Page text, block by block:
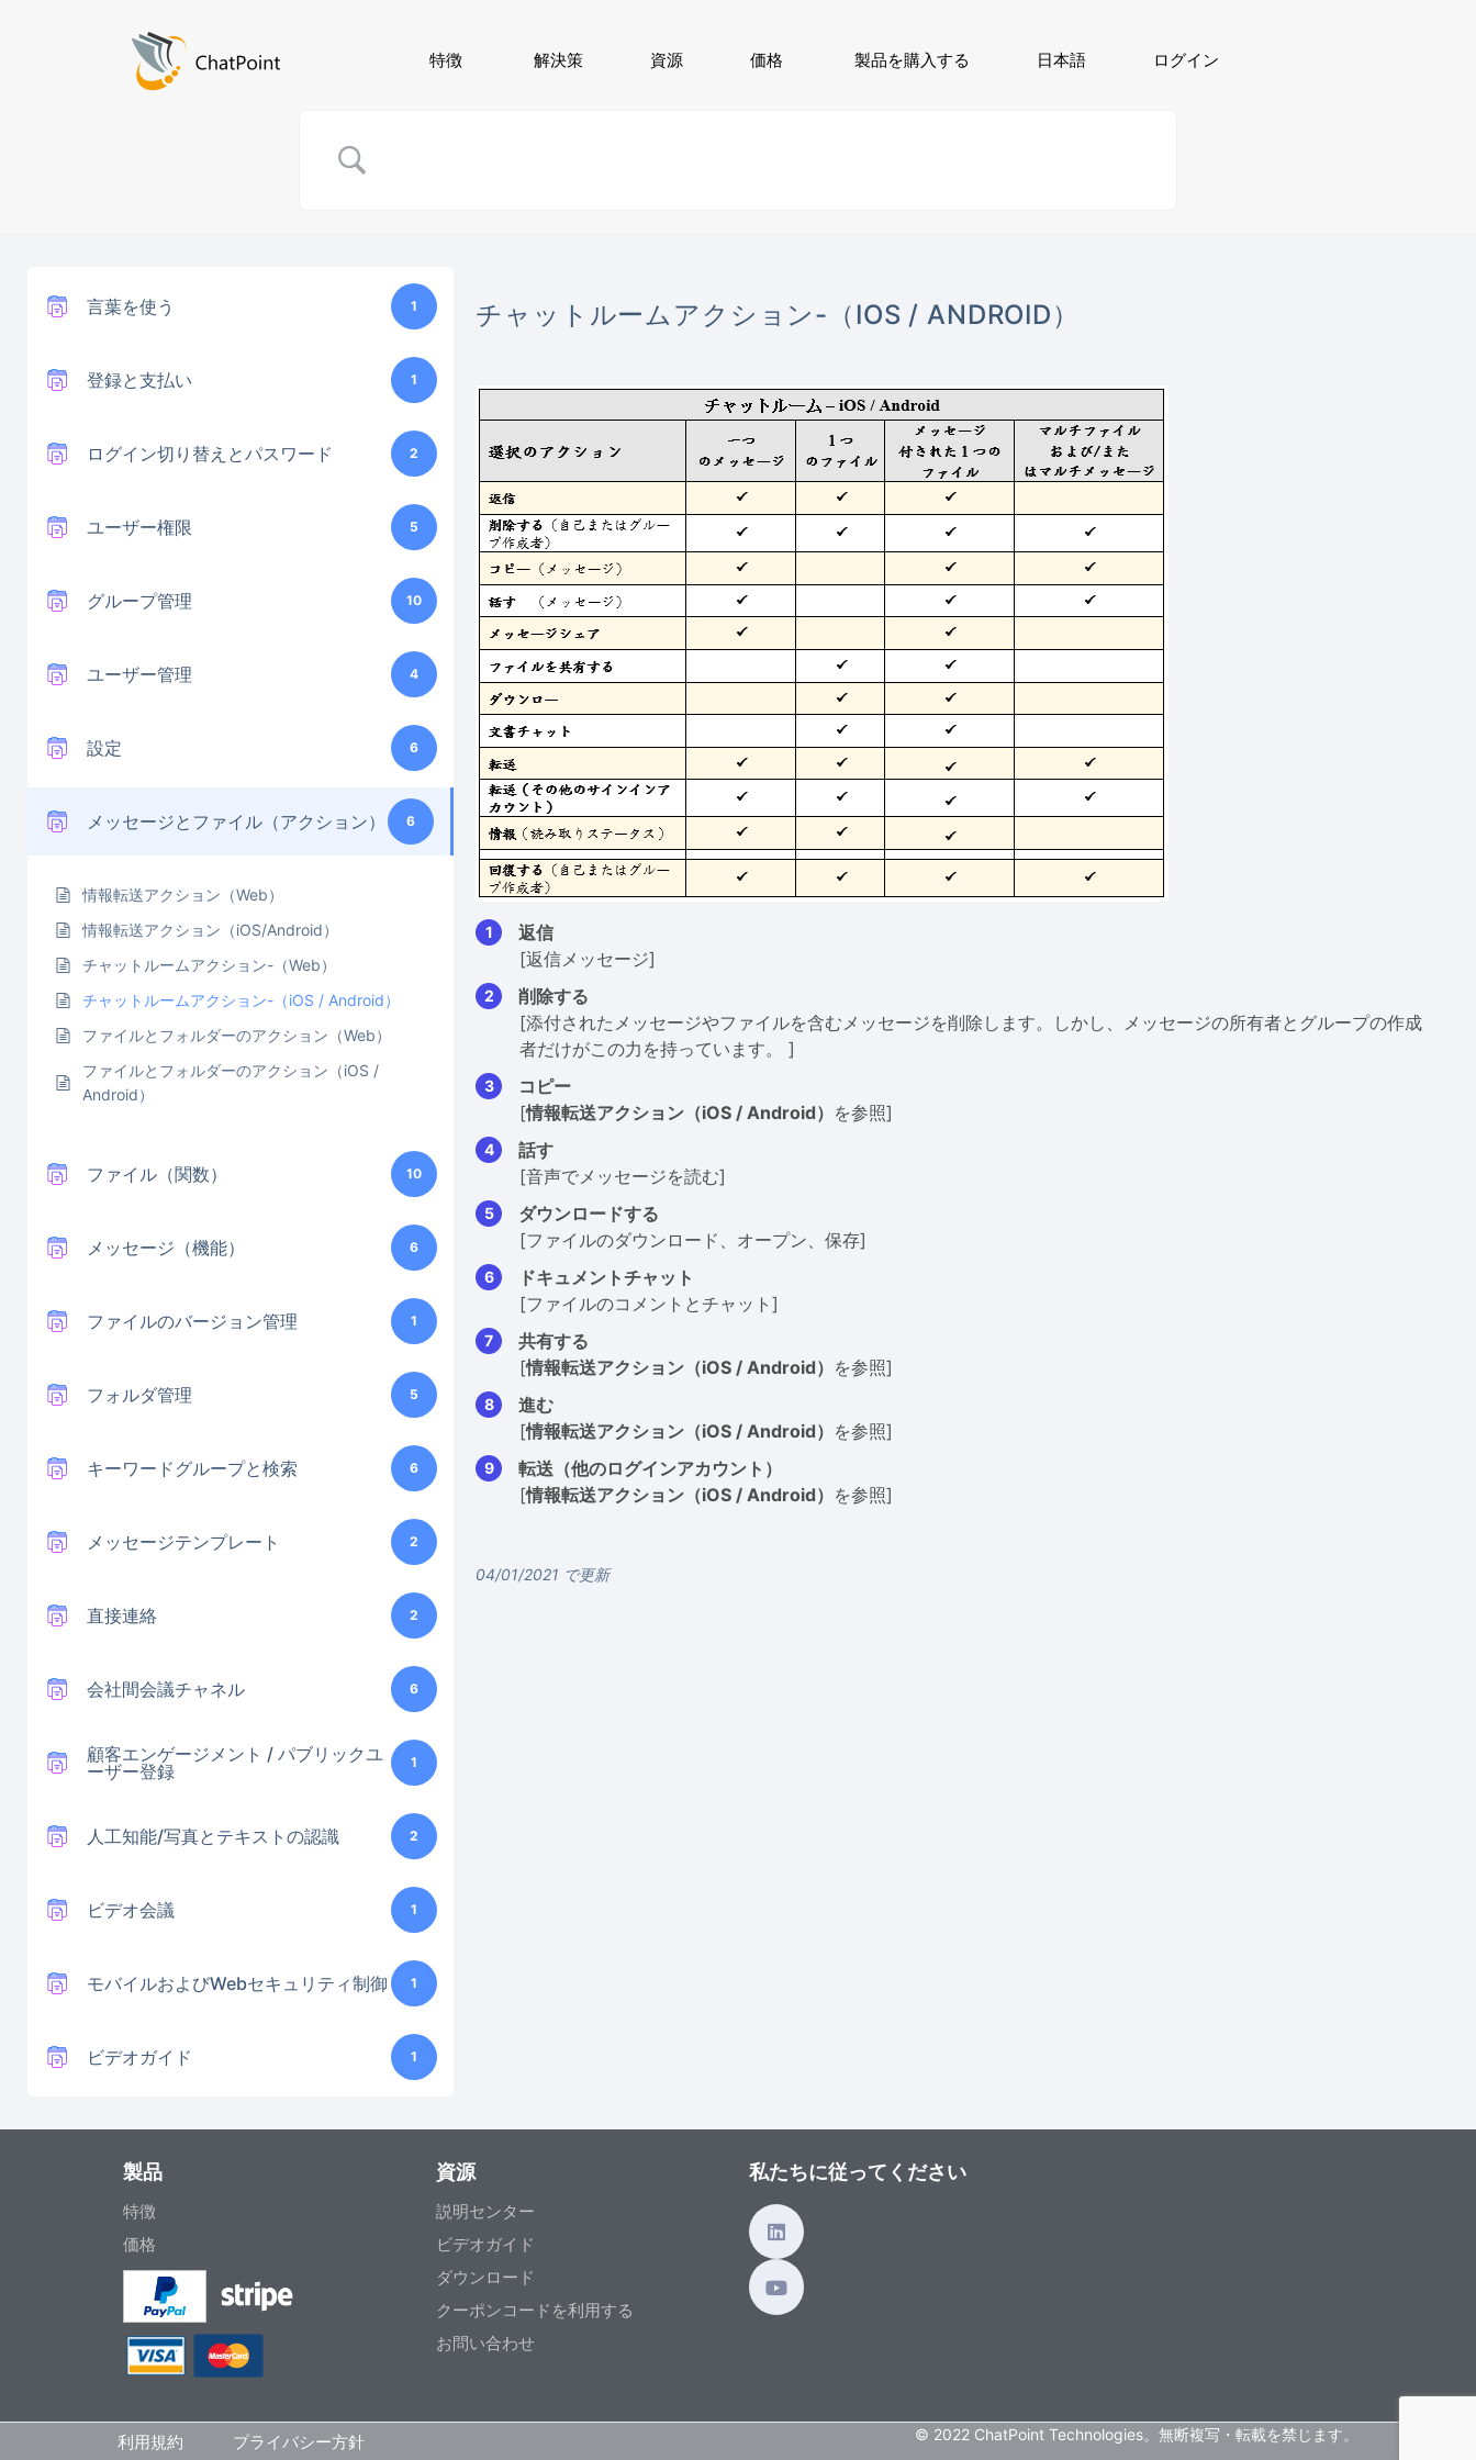
特徴 解決策 資源 価格 製品を購入する 日本語 ログイン
言葉を使う 1
登録と支払い 1
ログイン切り替えとパスワード 2
ユーザー権限 5
グループ管理 10
ユーザー管理 4
設定 6
メッセージとファイル（アクション） 6
情報転送アクション（Web）
情報転送アクション（iOS/Android）
チャットルームアクション-（Web）
チャットルームアクション-（iOS / Android）
ファイルとフォルダーのアクション（Web）
ファイルとフォルダーのアクション（iOS /
Android）
ファイル（関数） 10
メッセージ（機能） 6
ファイルのバージョン管理 1
フォルダ管理 5
キーワードグループと検索 6
メッセージテンプレート 2
直接連絡 2
会社間会議チャネル 6
顧客エンゲージメント / パブリックユ
ーザー登録
1
人工知能/写真とテキストの認識 2
ビデオ会議 1
モバイルおよびWebセキュリティ制御 1
ビデオガイド 1
チャットルームアクション-（IOS / ANDROID）
返信
[返信メッセージ]
削除する
[添付されたメッセージやファイルを含むメッセージを削除します。しかし、メッセージの所有者とグループの作成
者だけがこの力を持っています。 ]
コピー
[情報転送アクション（iOS / Android） を参照]
話す
[音声でメッセージを読む]
ダウンロードする
[ファイルのダウンロード、オープン、保存]
ドキュメントチャット
[ファイルのコメントとチャット]
共有する
[情報転送アクション（iOS / Android） を参照]
進む
[情報転送アクション（iOS / Android） を参照]
転送（他のログインアカウント）
[情報転送アクション（iOS / Android） を参照]
04/01/2021 で更新
製品
特徴
価格
資源
説明センター
ビデオガイド
ダウンロード
クーポンコードを利用する
お問い合わせ
私たちに従ってください
利用規約 プライバシー方針 © 2022 ChatPoint Technologies。無断複写・転載を禁じます。